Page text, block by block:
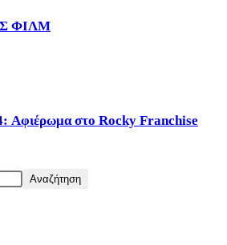
ΦΙΛΜ
Αφιέρωμα στο Rocky Franchise
Αναζήτηση